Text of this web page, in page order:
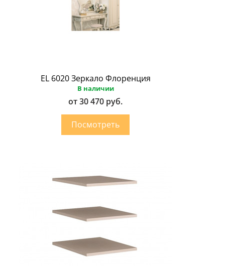
EL 6020 Зеркало Флоренция
В наличии
от 30 470 руб.